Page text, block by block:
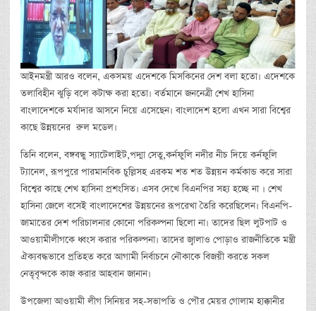
আইনমন্ত্রী আরও বলেন, একসময় এদেশকে মিসকিনের দেশ বলা হতো। এদেশকে
তলাবিহীন ঝুড়ি বলে কটাক্ষ করা হতো। বর্তমানে জননেত্রী শেখ হাসিনা
বাংলাদেশকে মর্যাদার আসনে নিয়ে এসেছেন। বাংলাদেশ হলো এখন সারা বিশ্বের
কাছে উন্নয়নের রুল মডেল।
তিনি বলেন, বঙ্গবন্ধু স্যাটেলাইট,পদ্মা সেতু,কর্নফুলি নদীর নীচ দিয়ে কর্নফুলি
ট্যানেল, রূপপুরে পারমানবিক চুল্লিসহ এরকম শত শত উন্নয়ন কর্মকান্ড করে সারা
বিশ্বের কাছে শেখ হাসিনা প্রশংসিত। এসব দেখে বিএনপির সহ্য হচ্ছে না । শেখ
হাসিনা জেলে বসেই বাংলাদেশের উন্নয়নের রূপরেখা তৈরি করেছিলেন। বিএনপি-
জামাতের দেশ পরিচালনার কোনো পরিকল্পনা ছিলো না। তাদের ছিল লুটপাট ও
আওয়ামীলীগকে ধ্বংস করার পরিকল্পনা। তাদের জ্বালাও পোড়াও রাজনীতিকে মন্ত্রী
ঐক্যবদ্ধভাবে প্রতিহত করে আগামী নির্বাচনে নৌকাকে বিজয়ী করতে সকল
নেতৃবৃন্দকে কাজ করার আহবান জানান।
উপজেলা আওয়ামী লীগ সিনিয়র সহ-সভাপতি ও পৌর মেয়র গোলাম হাক্কানীর